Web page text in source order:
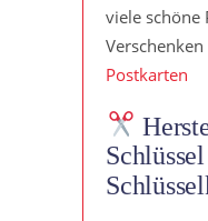
viele schöne
Postkarten